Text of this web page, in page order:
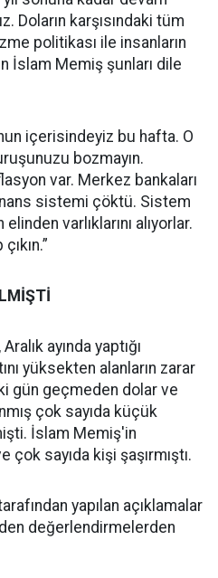
Doların karşısındaki tüm
politikası ile insanların
İslam Memiş şunları dile
içerisindeyiz bu hafta. O
bozmayın.
var. Merkez bankaları
sistemi çöktü. Sistem
varlıklarını alıyorlar.
ayında yaptığı
yüksekten alanların zarar
gün geçmeden dolar ve
çok sayıda küçük
İslam Memiş'in
çok sayıda kişi şaşırmıştı.
yapılan açıklamalar
değerlendirmelerden